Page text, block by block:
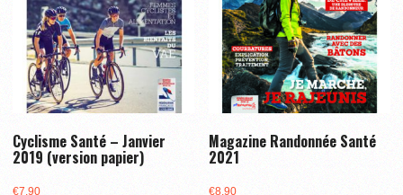
Cyclisme Santé – Janvier
2019 (version papier)
€7,90
Magazine Randonnée Santé
2021
€8,90